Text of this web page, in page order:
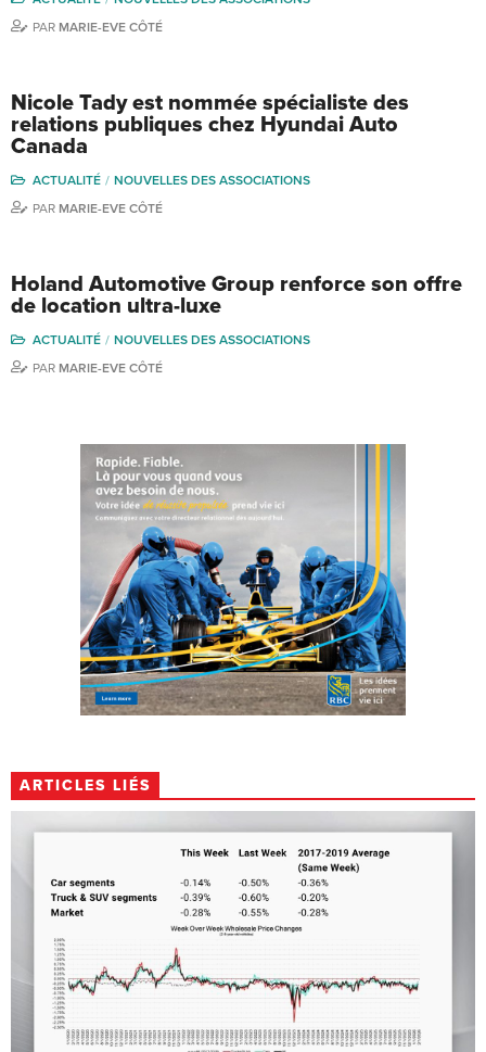
PAR MARIE-EVE CÔTÉ
Nicole Tady est nommée spécialiste des
relations publiques chez Hyundai Auto
Canada
ACTUALITÉ
NOUVELLES DES ASSOCIATIONS
PAR MARIE-EVE CÔTÉ
Holand Automotive Group renforce son offre
de location ultra-luxe
ACTUALITÉ
NOUVELLES DES ASSOCIATIONS
PAR MARIE-EVE CÔTÉ
ARTICLES LIÉS